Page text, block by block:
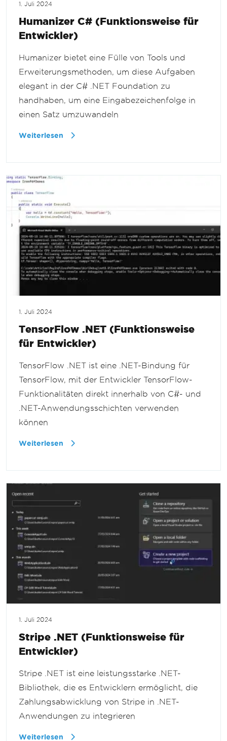
1. Juli 2024
Humanizer C# (Funktionsweise für
Entwickler)
Humanizer bietet eine Fülle von Tools und
Erweiterungsmethoden, um diese Aufgaben
elegant in der C# .NET Foundation zu
handhaben, um eine Eingabezeichenfolge in
einen Satz umzuwandeln
Weiterlesen
1. Juli 2024
TensorFlow .NET (Funktionsweise
für Entwickler)
TensorFlow .NET ist eine .NET-Bindung für
TensorFlow, mit der Entwickler TensorFlow-
Funktionalitäten direkt innerhalb von C#- und
.NET-Anwendungsschichten verwenden
können
Weiterlesen
1. Juli 2024
Stripe .NET (Funktionsweise für
Entwickler)
Stripe .NET ist eine leistungsstarke .NET-
Bibliothek, die es Entwicklern ermöglicht, die
Zahlungsabwicklung von Stripe in .NET-
Anwendungen zu integrieren
Weiterlesen